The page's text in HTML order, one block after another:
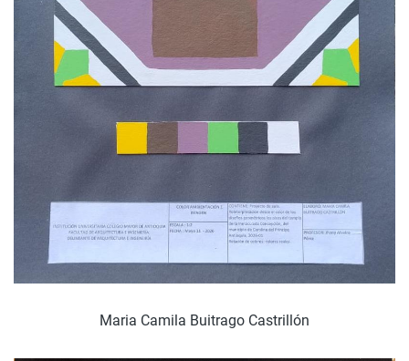
Maria Camila Buitrago Castrillón